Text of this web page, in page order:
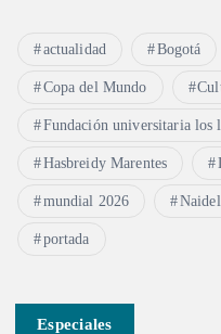
actualidad Bogotá
Copa del Mundo
Fundación universitaria los
Hasbreidy Marentes
mundial 2026
portada
Especiales